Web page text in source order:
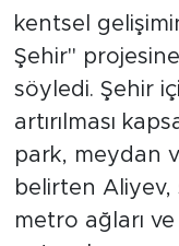
olarak
kentsel
Şehir"
söyledi. Şehir
artırılması
park, meydan
belirten Aliyev,